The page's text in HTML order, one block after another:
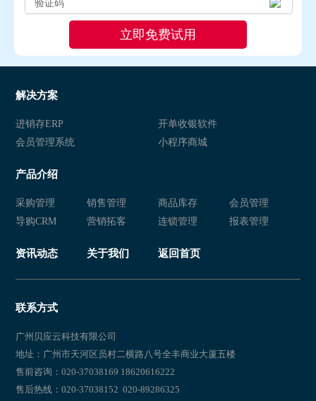
解决方案
进销存ERP
开单收银软件
会员管理系统
小程序商城
产品介绍
采购管理 销售管理 商品库存
会员管理
导购CRM
营销拓客 连锁管理 报表管理
资讯动态 关于我们 返回首页
联系方式
广州贝应云科技有限公司
地址：广州市天河区员村二横路八号全丰商业大厦五楼
售前咨询：020-37038169 18620616222
售后热线：020-37038152 020-89286325